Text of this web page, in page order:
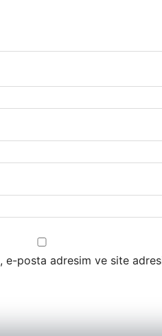
e-posta adresim ve site